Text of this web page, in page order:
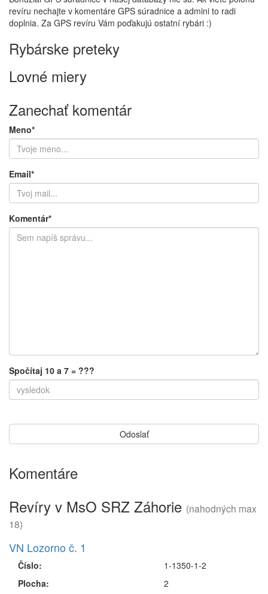
revíru nechajte v komentáre GPS súradnice a admini to radi
doplnia. Za GPS revíru Vám poďakujú ostatní rybári :)
Rybárske preteky
Lovné miery
Zanechať komentár
Meno*
Email*
Komentár*
Spočítaj 10 a 7 = ???
Komentáre
Revíry v MsO SRZ Záhorie (nahodných max
18)
VN Lozorno č. 1
Číslo:
Plocha:
1-1350-1-2
2